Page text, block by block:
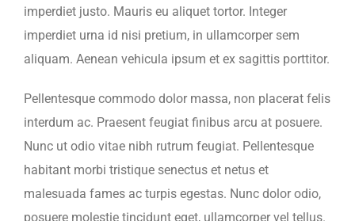
imperdiet justo. Mauris eu aliquet tortor. Integer
imperdiet urna id nisi pretium, in ullamcorper sem
aliquam. Aenean vehicula ipsum et ex sagittis porttitor.
Pellentesque commodo dolor massa, non placerat felis
interdum ac. Praesent feugiat finibus arcu at posuere.
Nunc ut odio vitae nibh rutrum feugiat. Pellentesque
habitant morbi tristique senectus et netus et
malesuada fames ac turpis egestas. Nunc dolor odio,
posuere molestie tincidunt eget, ullamcorper vel tellus.